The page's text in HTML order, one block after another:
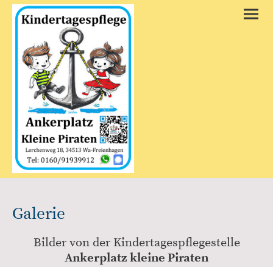
Galerie
Bilder von der Kindertagespflegestelle
Ankerplatz kleine Piraten